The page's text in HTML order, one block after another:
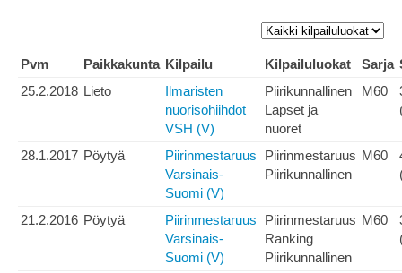
Pvm Paikkakunta Kilpailu Kilpailuluokat Sarja
25.2.2018 Lieto
Ilmaristen
nuorisohiihdot
VSH (V)
Piirikunnallinen
Lapset ja
nuoret
M60
28.1.2017 Pöytyä
Piirinmestaruus
Varsinais-
Suomi (V)
Piirinmestaruus
Piirikunnallinen
M60
21.2.2016 Pöytyä
Piirinmestaruus
Varsinais-
Suomi (V)
Piirinmestaruus
Ranking
Piirikunnallinen
M60